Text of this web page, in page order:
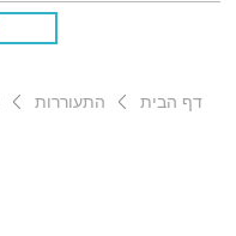
דף הבית התעוררות